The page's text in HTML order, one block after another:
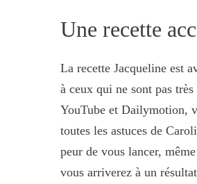
Une recette
La recette Jacqueline est
à ceux qui ne sont pas
YouTube et Dailymotion,
toutes les astuces de
peur de vous lancer,
vous arriverez à un